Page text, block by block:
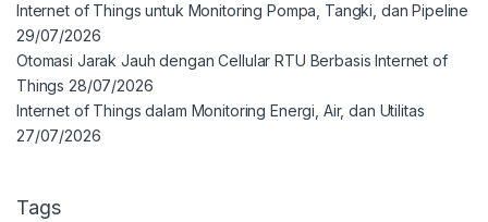
Internet of Things untuk Monitoring Pompa, Tangki, dan Pipeline
29/07/2026
Otomasi Jarak Jauh dengan Cellular RTU Berbasis Internet of
Things 28/07/2026
Internet of Things dalam Monitoring Energi, Air, dan Utilitas
27/07/2026
Tags